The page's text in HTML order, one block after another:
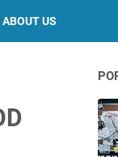
ABOUT US